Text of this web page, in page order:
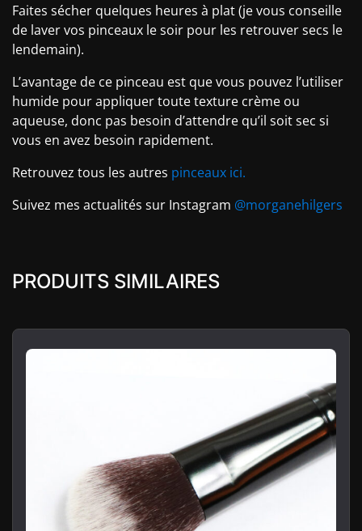
Faites sécher quelques heures à plat (je vous conseille
de laver vos pinceaux le soir pour les retrouver secs le
lendemain).
L’avantage de ce pinceau est que vous pouvez l’utiliser
humide pour appliquer toute texture crème ou
aqueuse, donc pas besoin d’attendre qu’il soit sec si
vous en avez besoin rapidement.
Retrouvez tous les autres pinceaux ici.
Suivez mes actualités sur Instagram @morganehilgers
PRODUITS SIMILAIRES